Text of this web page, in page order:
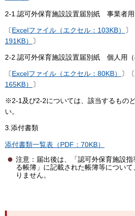
2-1.認可外保育施設設置届別紙 事業者
〔Excelファイル（エクセル：103KB） 〕
191KB）
〕
2-2.認可外保育施設設置届別紙 個人用
〔Excelファイル（エクセル：80KB） 〕〔
165KB）
〕
※2-1及び2-2については、該当するもの
い。
3.添付書類
添付書類一覧表（PDF：70KB）
注意：届出後は、「認可外保育施設指
る帳簿」に記載された帳簿等につい
りません。